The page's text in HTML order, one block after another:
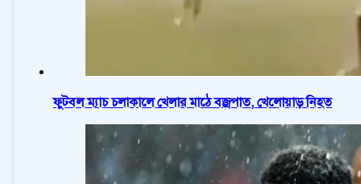
ফুটবল ম্যাচ চলাকালে খেলার মাঠে বজ্রপাত, খেলোয়াড় নিহত